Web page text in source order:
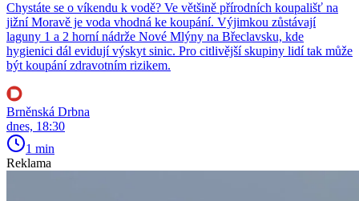
Chystáte se o víkendu k vodě? Ve většině přírodních koupališť na
jižní Moravě je voda vhodná ke koupání. Výjimkou zůstávají
laguny 1 a 2 horní nádrže Nové Mlýny na Břeclavsku, kde
hygienici dál evidují výskyt sinic. Pro citlivější skupiny lidí tak může
být koupání zdravotním rizikem.
Brněnská Drbna
dnes, 18:30
1 min
Reklama